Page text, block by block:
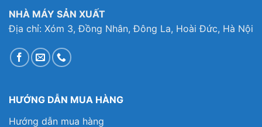
NHÀ MÁY SẢN XUẤT
Địa chỉ: Xóm 3, Đồng Nhân, Đông La, Hoài Đức, Hà Nội
HƯỚNG DẪN MUA HÀNG
Hướng dẫn mua hàng